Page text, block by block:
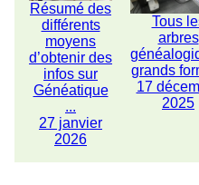
Résumé des
différents
moyens
d’obtenir des
infos sur
Généatique
...
27 janvier
2026
Tous
arbres
grands
17
2025